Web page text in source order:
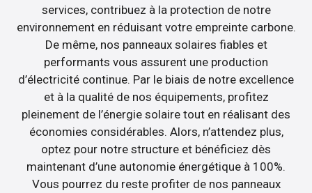
services, contribuez à la protection de notre
environnement en réduisant votre empreinte carbone.
De même, nos panneaux solaires fiables et
performants vous assurent une production
d’électricité continue. Par le biais de notre excellence
et à la qualité de nos équipements, profitez
pleinement de l’énergie solaire tout en réalisant des
économies considérables. Alors, n’attendez plus,
optez pour notre structure et bénéficiez dès
maintenant d’une autonomie énergétique à 100%.
Vous pourrez du reste profiter de nos panneaux